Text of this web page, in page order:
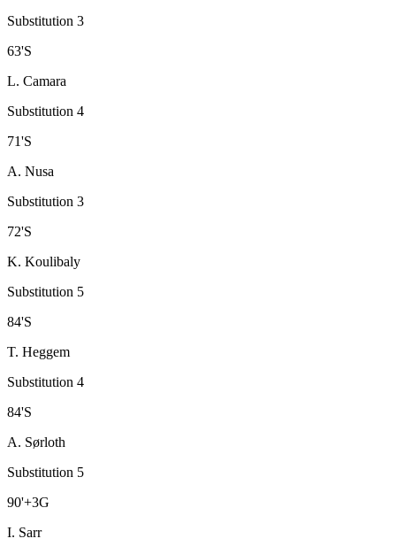
Substitution 3
63'S
L. Camara
Substitution 4
71'S
A. Nusa
Substitution 3
72'S
K. Koulibaly
Substitution 5
84'S
T. Heggem
Substitution 4
84'S
A. Sørloth
Substitution 5
90'+3G
I. Sarr